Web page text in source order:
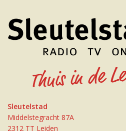
Sleutelstad
Middelstegracht 87A
2312 TT Leiden